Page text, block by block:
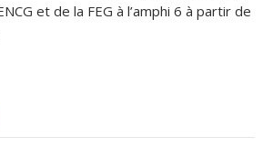
et de la FEG à l’amphi 6 à partir de